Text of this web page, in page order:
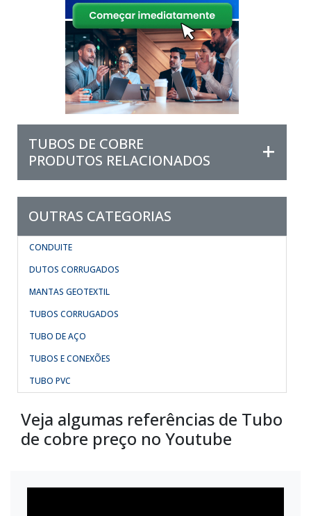
TUBOS DE COBRE
PRODUTOS RELACIONADOS
OUTRAS CATEGORIAS
CONDUITE
DUTOS CORRUGADOS
MANTAS GEOTEXTIL
TUBOS CORRUGADOS
TUBO DE AÇO
TUBOS E CONEXÕES
TUBO PVC
Veja algumas referências de Tubo
de cobre preço no Youtube